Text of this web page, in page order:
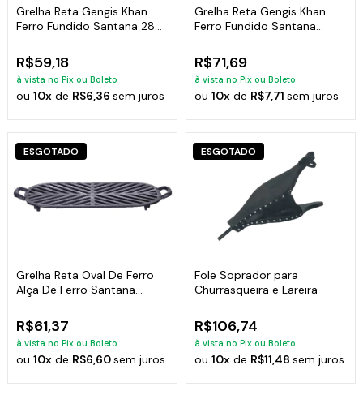
Grelha Reta Gengis Khan
Ferro Fundido Santana 28
R$59,18
à vista no Pix ou Boleto
ou10x de R$6,36sem juros
Grelha Reta Gengis Khan
Ferro Fundido Santana
R$71,69
à vista no Pix ou Boleto
ou 10xde R$7,71 sem juros
ESGOTADO
Grelha Reta Oval De Ferro
Alça De Ferro Santana
R$61,37
à vista no Pix ou Boleto
ou10x de R$6,60sem juros
ESGOTADO
Fole Soprador para
Churrasqueira e Lareira
R$106,74
à vista no Pix ou Boleto
ou 10xde R$11,48 sem juros